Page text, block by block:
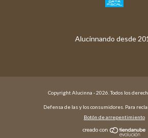
Copyright Alucinna - 2026. Todos los
Defensa de las y los consumidores. Para
Botón de arrepentimiento